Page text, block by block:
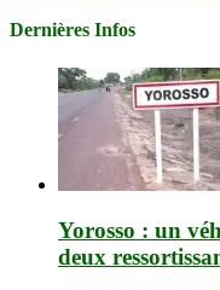
Dernières Infos
Yorosso : un
deux